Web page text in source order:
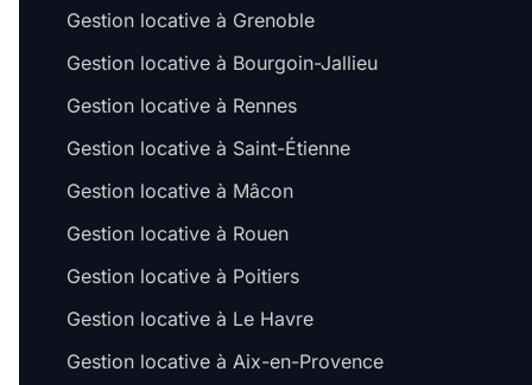
Gestion locative à Grenoble
Gestion locative à Bourgoin-Jallieu
Gestion locative à Rennes
Gestion locative à Saint-Étienne
Gestion locative à Mâcon
Gestion locative à Rouen
Gestion locative à Poitiers
Gestion locative à Le Havre
Gestion locative à Aix-en-Provence